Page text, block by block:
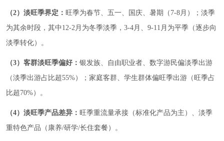
（2）淡旺季界定： 旺季为春节、五一、国庆、暑期（7-8月）；淡季
为其余时段，其中12-2月为冬季淡季，3-4月、9-11月为平季（逐步向
淡季转化）。
（3）客群淡旺季偏好： 银发族、自由职业者、数字游民偏淡季出游
（淡季出游占比超55%）；家庭客群、学生群体偏旺季出游（旺季占
比超70%）。
（4）淡旺季产品差异： 旺季重流量承接（标准化产品为主）、淡季
重特色产品（康养/研学/长住套餐）。